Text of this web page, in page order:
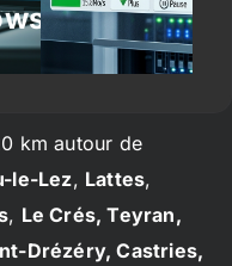
Linux)
km autour de
le-Lez, Lattes,
, Le Crés, Teyran,
Drézéry, Castries,